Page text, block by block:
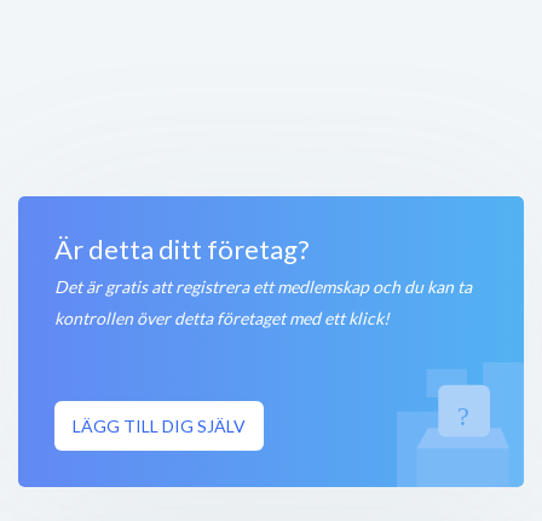
Är detta ditt företag?
Det är gratis att registrera ett medlemskap och du kan ta
kontrollen över detta företaget med ett klick!
LÄGG TILL DIG SJÄLV
Stängt nu 100 meter